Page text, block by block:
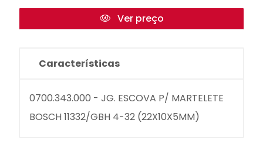
Ver preço
Características
0700.343.000 - JG. ESCOVA P/ MARTELETE
BOSCH 11332/GBH 4-32 (22X10X5MM)